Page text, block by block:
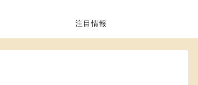
注目情報